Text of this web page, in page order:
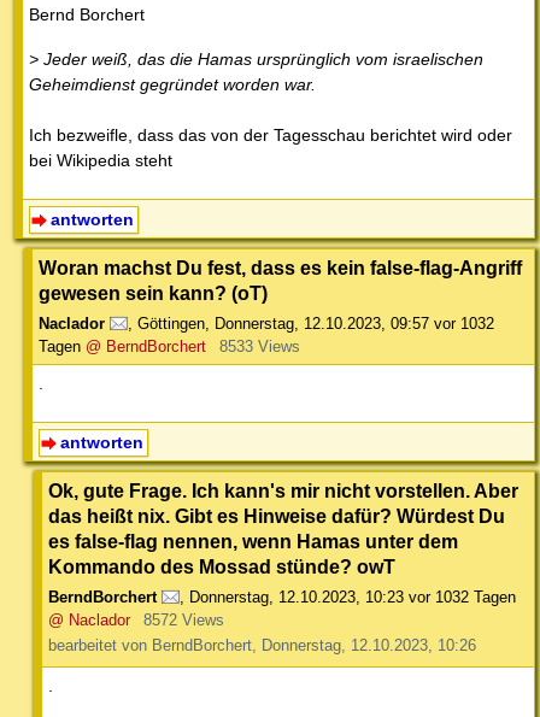
Bernd Borchert
> Jeder weiß, das die Hamas ursprünglich vom israelischen
Geheimdienst gegründet worden war.
Ich bezweifle, dass das von der Tagesschau berichtet wird oder
bei Wikipedia steht
antworten
Woran machst Du fest, dass es kein false-flag-Angriff
gewesen sein kann? (oT)
Naclador , Göttingen, Donnerstag, 12.10.2023, 09:57 vor 1032
Tagen @ BerndBorchert 8533 Views
.
antworten
Ok, gute Frage. Ich kann's mir nicht vorstellen. Aber
das heißt nix. Gibt es Hinweise dafür? Würdest Du
es false-flag nennen, wenn Hamas unter dem
Kommando des Mossad stünde? owT
BerndBorchert , Donnerstag, 12.10.2023, 10:23 vor 1032 Tagen
@ Naclador
8572 Views
bearbeitet von BerndBorchert, Donnerstag, 12.10.2023, 10:26